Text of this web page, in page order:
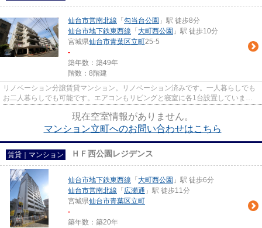
仙台市営南北線 「 勾当台公園 」駅 徒歩8分
仙台市地下鉄東西線 「 大町西公園 」駅 徒歩10分
宮城県仙台市青葉区立町25-5
-
築年数：築49年
階数：8階建
リノベーション分譲賃貸マンション。リノベーション済みです。一人暮らしでも
お二人暮らしでも可能です。エアコンもリビングと寝室に各1台設置していま
現在空室情報がありません。
マンション立町へのお問い合わせはこちら
賃貸｜マンション ＨＦ西公園レジデンス
仙台市地下鉄東西線 「 大町西公園 」駅 徒歩6分
仙台市営南北線 「 広瀬通 」駅 徒歩11分
宮城県仙台市青葉区立町
-
築年数：築20年